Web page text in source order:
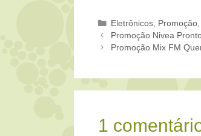
Categorias
Eletrônicos Promoção
Promoção Nivea
Promoção Mix FM
1